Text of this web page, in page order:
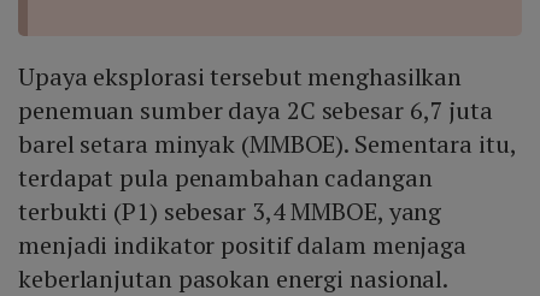
Upaya eksplorasi tersebut menghasilkan
penemuan sumber daya 2C sebesar 6,7 juta
barel setara minyak (MMBOE). Sementara itu,
terdapat pula penambahan cadangan
terbukti (P1) sebesar 3,4 MMBOE, yang
menjadi indikator positif dalam menjaga
keberlanjutan pasokan energi nasional.